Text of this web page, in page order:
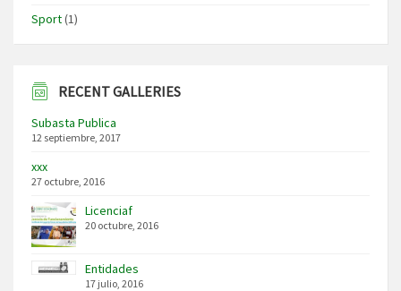
Sport(1)
RECENT GALLERIES
Subasta Publica
12 septiembre, 2017
xxx
27 octubre, 2016
Licenciaf
20 octubre, 2016
Entidades
17 julio, 2016